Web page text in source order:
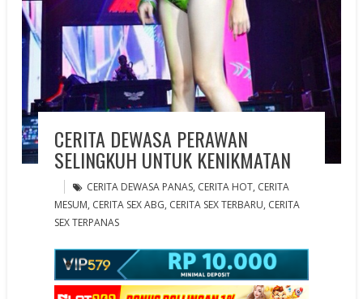
CERITA DEWASA PERAWAN
SELINGKUH UNTUK KENIKMATAN
CERITA DEWASA PANAS, CERITA HOT, CERITA
MESUM, CERITA SEX ABG, CERITA SEX TERBARU, CERITA
SEX TERPANAS